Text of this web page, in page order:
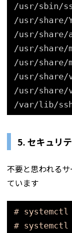
/usr/sbin/
/usr/share/
/usr/share/
/usr/share/
/usr/share/
/usr/share/
/usr/share/
/var/lib/
5. セキュリ
不要と思われる
ています
#
#